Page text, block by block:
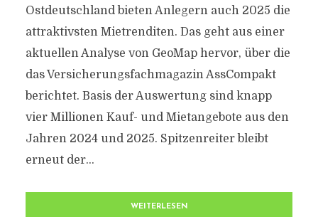
Ostdeutschland bieten Anlegern auch 2025 die
attraktivsten Mietrenditen. Das geht aus einer
aktuellen Analyse von GeoMap hervor, über die
das Versicherungsfachmagazin AssCompakt
berichtet. Basis der Auswertung sind knapp
vier Millionen Kauf- und Mietangebote aus den
Jahren 2024 und 2025. Spitzenreiter bleibt
erneut der...
WEITERLESEN